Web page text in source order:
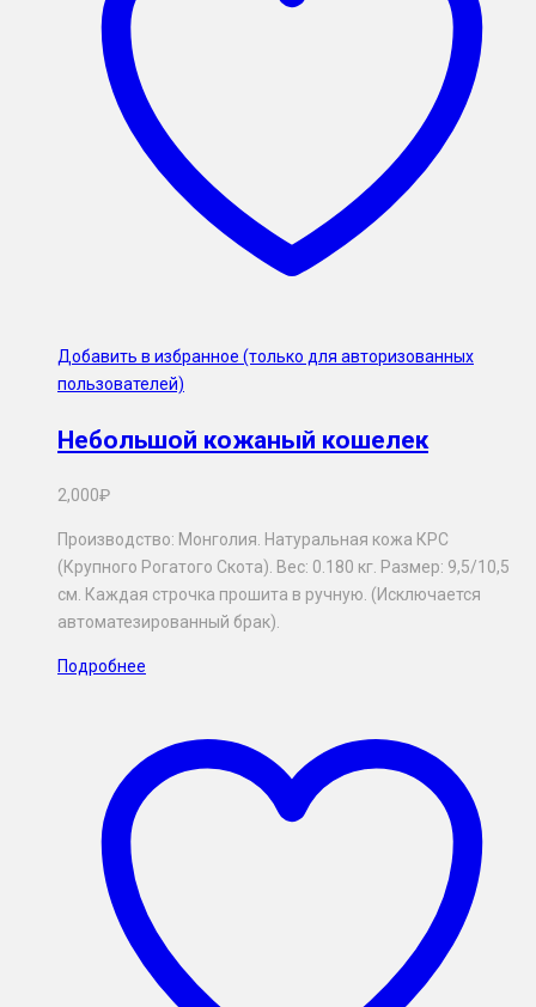
Добавить в избранное (только для авторизованных
пользователей)
Небольшой кожаный кошелек
2,000₽
Производство: Монголия. Натуральная кожа КРС
(Крупного Рогатого Скота). Вес: 0.180 кг. Размер: 9,5/10,5
см. Каждая строчка прошита в ручную. (Исключается
автоматезированный брак).
Подробнее